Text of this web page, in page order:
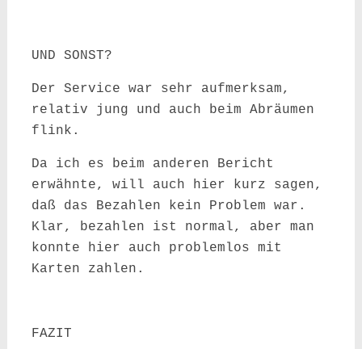
UND SONST?
Der Service war sehr aufmerksam,
relativ jung und auch beim Abräumen
flink.
Da ich es beim anderen Bericht
erwähnte, will auch hier kurz sagen,
daß das Bezahlen kein Problem war.
Klar, bezahlen ist normal, aber man
konnte hier auch problemlos mit
Karten zahlen.
FAZIT